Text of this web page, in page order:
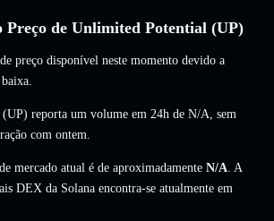
Preço de Unlimited Potential (UP)
preço disponível neste momento devido a
reporta um volume em 24h de N/A, sem
com ontem.
mercado atual é de aproximadamente N/A. A
DEX da Solana encontra-se atualmente em